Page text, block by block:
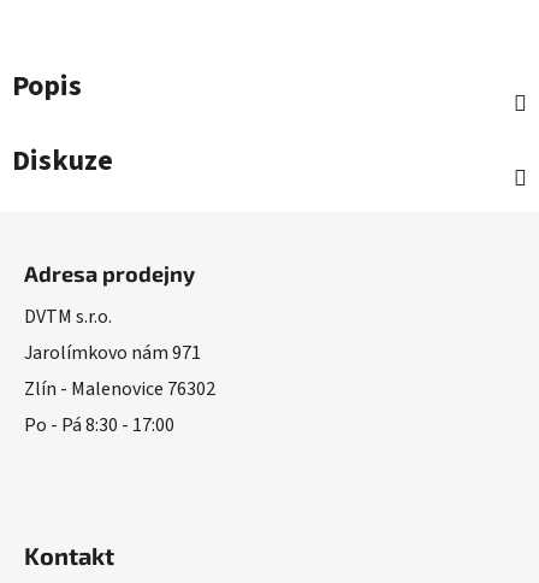
Popis
Diskuze
Adresa prodejny
DVTM s.r.o.
Jarolímkovo nám 971
Zlín - Malenovice 76302
Po - Pá 8:30 - 17:00
Kontakt